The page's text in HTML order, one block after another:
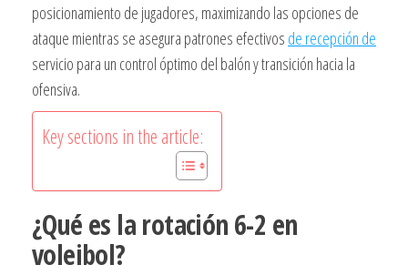
posicionamiento de jugadores, maximizando las opciones de
ataque mientras se asegura patrones efectivos de recepción de
servicio para un control óptimo del balón y transición hacia la
ofensiva.
Key sections in the article:
¿Qué es la rotación 6-2 en
voleibol?